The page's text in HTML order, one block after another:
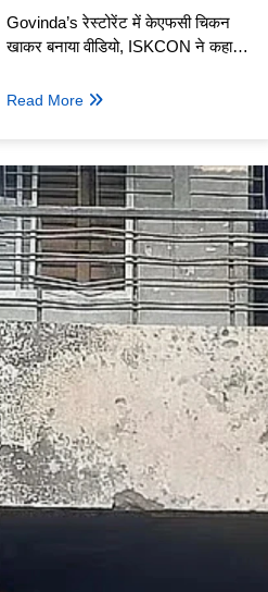
Govinda’s रेस्टोरेंट में केएफसी चिकन
खाकर बनाया वीडियो, ISKCON ने कहा
Read More